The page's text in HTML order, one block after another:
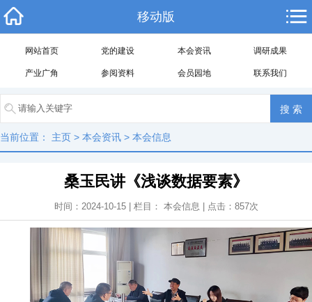
移动版
网站首页 党的建设 本会资讯 调研成果
产业广角 参阅资料 会员园地 联系我们
当前位置： 主页 > 本会资讯 > 本会信息
桑玉民讲《浅谈数据要素》
时间：2024-10-15 | 栏目： 本会信息 | 点击： 857次